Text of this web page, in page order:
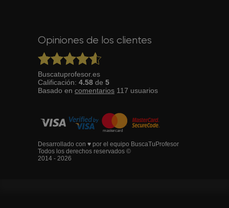
Opiniones de los clientes
Buscatuprofesor.es
Calificación: 4.58 de 5
Basado en comentarios 117 usuarios
Desarrollado con ♥ por el equipo BuscaTuProfesor
Todos los derechos reservados ©
2014 - 2026